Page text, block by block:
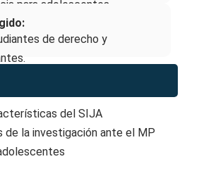
para adolescentes.
de derecho y
del SIJA
de la investigación ante el MP